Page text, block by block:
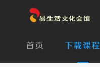
首页 下载课程